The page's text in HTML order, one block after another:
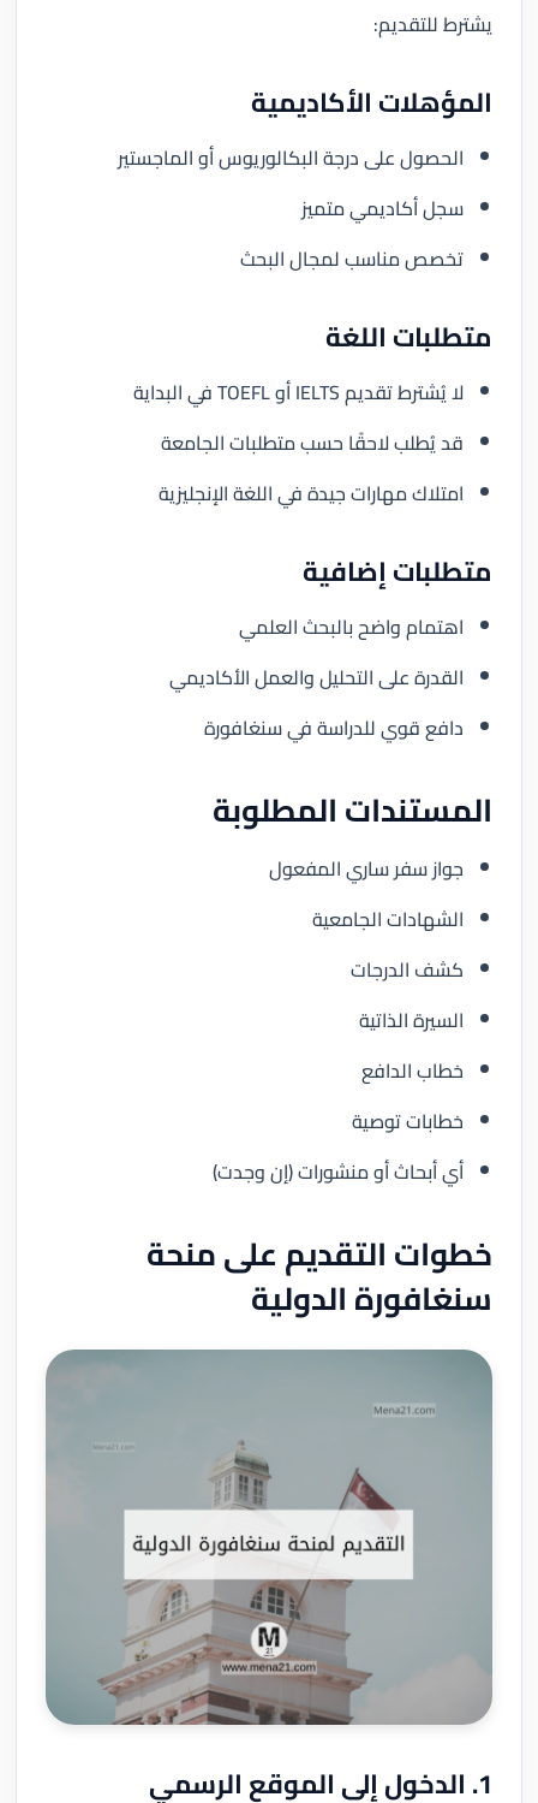
يشترط للتقديم:
المؤهلات الأكاديمية
الحصول على درجة البكالوريوس أو الماجستير
سجل أكاديمي متميز
تخصص مناسب لمجال البحث
متطلبات اللغة
لا يُشترط تقديم IELTS أو TOEFL في البداية
قد يُطلب لاحقًا حسب متطلبات الجامعة
امتلاك مهارات جيدة في اللغة الإنجليزية
متطلبات إضافية
اهتمام واضح بالبحث العلمي
القدرة على التحليل والعمل الأكاديمي
دافع قوي للدراسة في سنغافورة
المستندات المطلوبة
جواز سفر ساري المفعول
الشهادات الجامعية
كشف الدرجات
السيرة الذاتية
خطاب الدافع
خطابات توصية
أي أبحاث أو منشورات (إن وجدت)
خطوات التقديم على منحة
سنغافورة الدولية
1. الدخول إلى الموقع الرسمي